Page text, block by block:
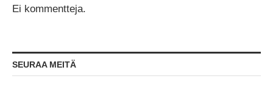
Ei kommentteja.
SEURAA MEITÄ